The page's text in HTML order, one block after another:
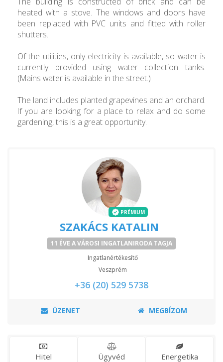
heated with a stove. The windows and doors have
been replaced with PVC units and fitted with roller
shutters.
Of the utilities, only electricity is available, so water is
currently provided using water collection tanks.
(Mains water is available in the street.)
The land includes planted grapevines and an orchard.
If you are looking for a place to relax and do some
gardening, this is a great opportunity.
PRÉMIUM
SZAKÁCS KATALIN
11 ÉVE A VÁROSI INGATLANIRODA TAGJA
Ingatlanértékesítő
Veszprém
+36 (20) 529 5738
ÜZENET MEGBÍZOM
Hitel Ügyvéd Energetika